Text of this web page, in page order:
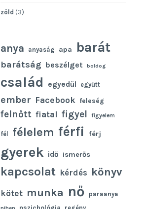
zöld (3)
anya anyaság apa barát
barátság beszélget boldog
család egyedül együtt
ember Facebook feleség
felnőtt fiatal figyel figyelem
fél félelem férfi férj
gyerek idő ismerős
kapcsolat kérdés könyv
kötet munka nő paraanya
pszichológia regény